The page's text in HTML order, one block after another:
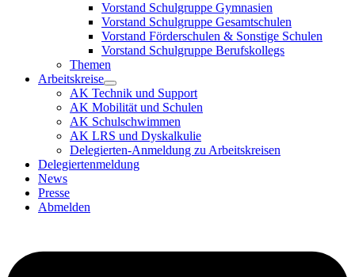
Vorstand Schulgruppe Gymnasien
Vorstand Schulgruppe Gesamtschulen
Vorstand Förderschulen & Sonstige Schulen
Vorstand Schulgruppe Berufskollegs
Themen
Arbeitskreise
AK Technik und Support
AK Mobilität und Schulen
AK Schulschwimmen
AK LRS und Dyskalkulie
Delegierten-Anmeldung zu Arbeitskreisen
Delegiertenmeldung
News
Presse
Abmelden